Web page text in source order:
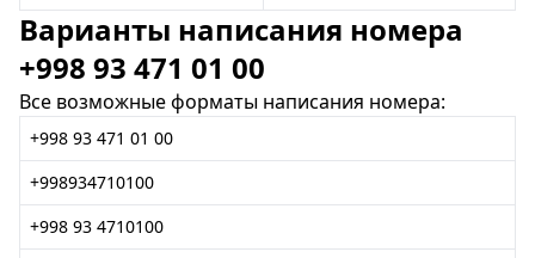
Варианты написания номера
+998 93 471 01 00
Все возможные форматы написания номера:
+998 93 471 01 00
+998934710100
+998 93 4710100